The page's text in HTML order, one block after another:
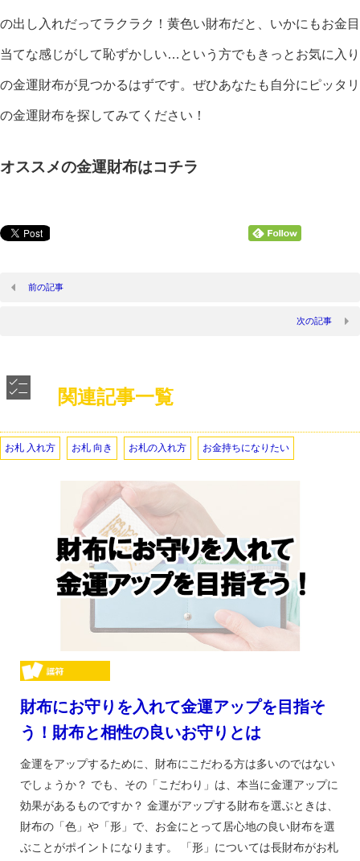
の出し入れだってラクラク！黄色い財布だと、いかにもお金目
当てな感じがして恥ずかしい…という方でもきっとお気に入り
の金運財布が見つかるはずです。ぜひあなたも自分にピッタリ
の金運財布を探してみてください！
オススメの金運財布はコチラ
前の記事
次の記事
関連記事一覧
お札 入れ方 お札 向き お札の入れ方 お金持ちになりたい
財布にお守りを入れて金運アップを目指そ
う！財布と相性の良いお守りとは
金運をアップするために、財布にこだわる方は多いのではない
でしょうか？ でも、その「こだわり」は、本当に金運アップに
効果があるものですか？ 金運がアップする財布を選ぶときは、
財布の「色」や「形」で、お金にとって居心地の良い財布を選
ぶことがポイントになります。 「形」については長財布がお札